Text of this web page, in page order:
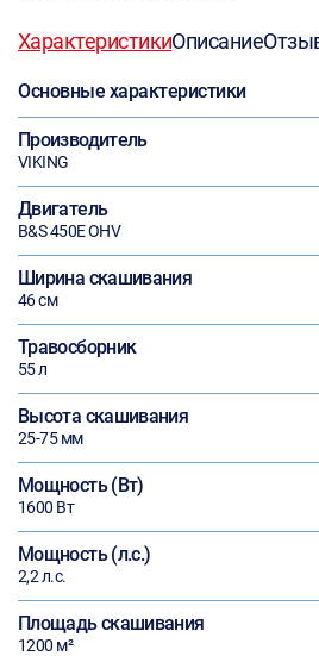
ХарактеристикиОписание
Основные характеристики
Производитель
VIKING
Двигатель
B&S 450E OHV
Ширина скашивания
46 см
Травосборник
55 л
Высота скашивания
25-75 мм
Мощность (Вт)
1600 Вт
Мощность (л.с.)
2,2 л.с.
Площадь скашивания
1200 м²